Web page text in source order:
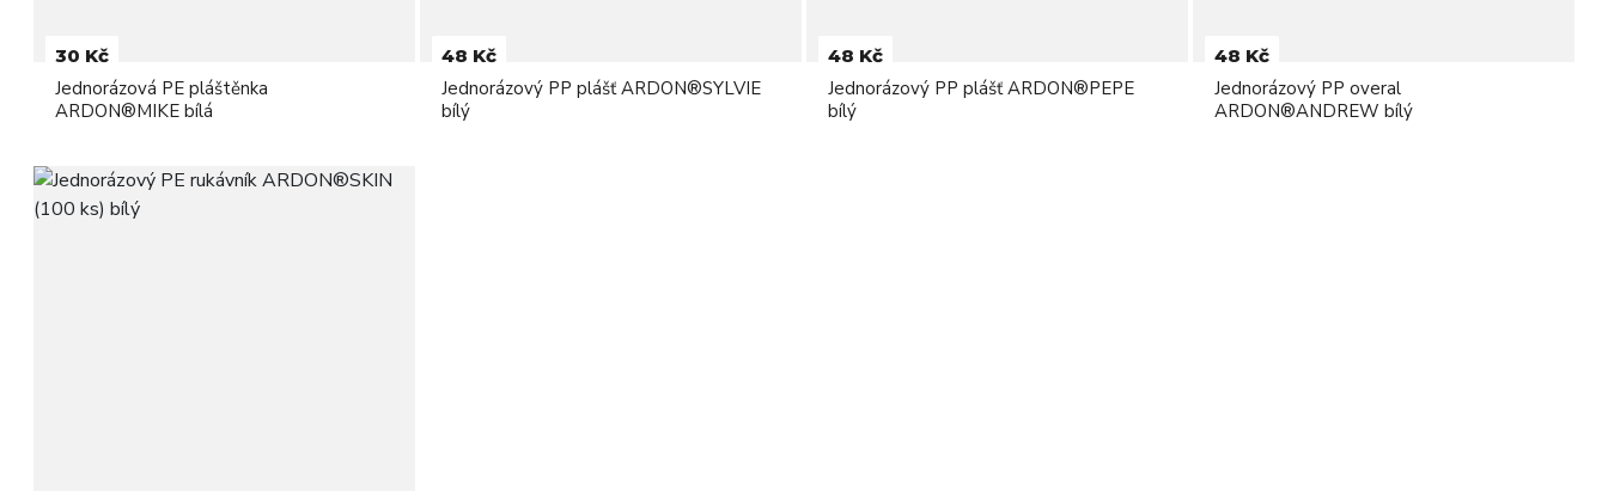
30 Kč
Jednorázová PE pláštěnka
ARDON®MIKE bílá
48 Kč
Jednorázový PP plášť ARDON®SYLVIE
bílý
48 Kč
Jednorázový PP plášť ARDON®PEPE
bílý
48 Kč
Jednorázový PP overal
ARDON®ANDREW bílý